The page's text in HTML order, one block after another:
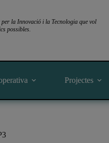
la Innovació i la Tecnologia que vol
possibles.
Projectes